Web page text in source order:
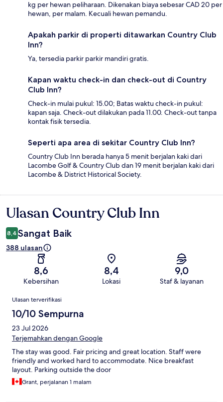
kg per hewan peliharaan. Dikenakan biaya sebesar CAD 20 per
hewan, per malam. Kecuali hewan pemandu.
Apakah parkir di properti ditawarkan Country Club
Inn?
Ya, tersedia parkir parkir mandiri gratis.
Kapan waktu check-in dan check-out di Country
Club Inn?
Check-in mulai pukul: 15.00; Batas waktu check-in pukul:
kapan saja. Check-out dilakukan pada 11.00. Check-out tanpa
kontak fisik tersedia.
Seperti apa area di sekitar Country Club Inn?
Country Club Inn berada hanya 5 menit berjalan kaki dari
Lacombe Golf & Country Club dan 19 menit berjalan kaki dari
Lacombe & District Historical Society.
Ulasan
Ulasan Country Club Inn
8,4 Sangat Baik
388 ulasan
8,6
Kebersihan
8,4
Lokasi
9,0
Staf & layanan
Ulasan
Ulasan terverifikasi
10/10 Sempurna
23 Jul 2026
Terjemahkan dengan Google
The stay was good. Fair pricing and great location. Staff were
friendly and worked hard to accommodate. Nice breakfast
layout. Parking outside the door
Grant, perjalanan 1 malam